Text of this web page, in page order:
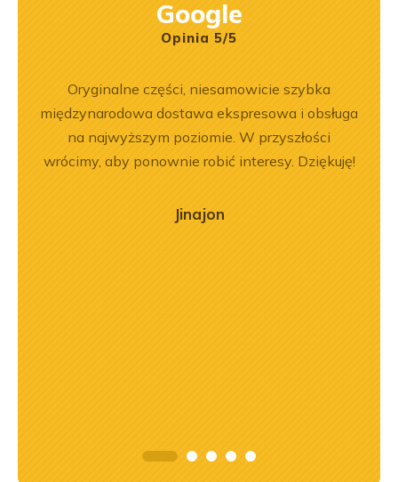
Google
Opinia 5/5
Oryginalne części, niesamowicie szybka
międzynarodowa dostawa ekspresowa i obsługa
na najwyższym poziomie. W przyszłości
wrócimy, aby ponownie robić interesy. Dziękuję!
Jinajon